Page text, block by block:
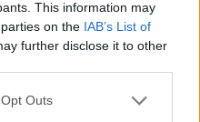
This information may
on the IAB’s List of
further disclose it to other
Outs
Скандалозна
на
ВО СРЕДА ЌЕ